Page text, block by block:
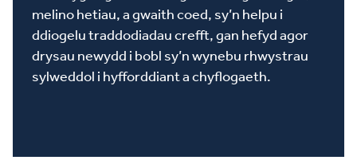
melino hetiau, a gwaith coed, sy’n helpu i
ddiogelu traddodiadau crefft, gan hefyd agor
drysau newydd i bobl sy’n wynebu rhwystrau
sylweddol i hyfforddiant a chyflogaeth.